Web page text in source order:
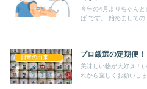
今年の4月よりちゃんと自炊を続
ば です。 始めましての...
プロ厳選の定期便
美味しい物が大好き！いちばです。 始めて
れから宜しくお願いし